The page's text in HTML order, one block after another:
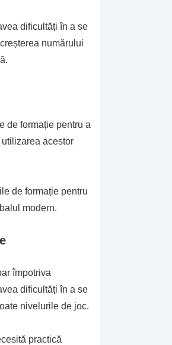
dificultăți în a se
numărului
de formație pentru a
acestor
de formație pentru
modern.
împotriva
dificultăți în a se
nivelurile de joc.
practică